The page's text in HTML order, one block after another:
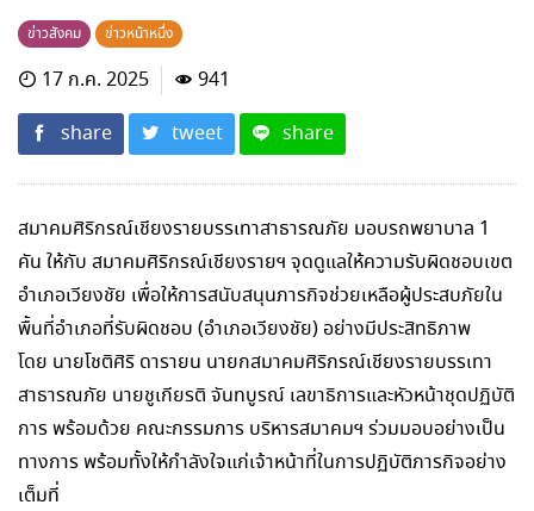
ข่าวสังคม ข่าวหน้าหนึ่ง
17 ก.ค. 2025
941
share
tweet share
สมาคมศิริกรณ์เชียงรายบรรเทาสาธารณภัย มอบรถพยาบาล 1
คัน ให้กับ สมาคมศิริกรณ์เชียงรายฯ จุดดูแลให้ความรับผิดชอบเขต
อำเภอเวียงชัย เพื่อให้การสนับสนุนภารกิจช่วยเหลือผู้ประสบภัยใน
พื้นที่อำเภอที่รับผิดชอบ (อำเภอเวียงชัย) อย่างมีประสิทธิภาพ
โดย นายโชติศิริ ดารายน นายกสมาคมศิริกรณ์เชียงรายบรรเทา
สาธารณภัย นายชูเกียรติ จันทบูรณ์ เลขาธิการและหัวหน้าชุดปฏิบัติ
การ พร้อมด้วย คณะกรรมการ บริหารสมาคมฯ ร่วมมอบอย่างเป็น
ทางการ พร้อมทั้งให้กำลังใจแก่เจ้าหน้าที่ในการปฏิบัติภารกิจอย่าง
เต็มที่